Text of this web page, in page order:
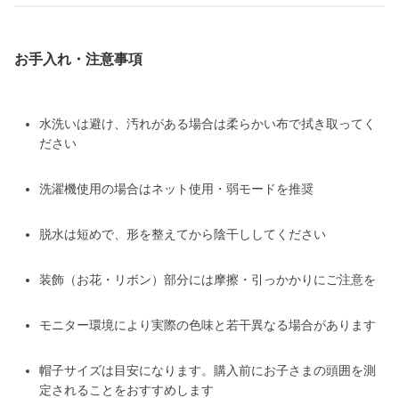
お手入れ・注意事項
水洗いは避け、汚れがある場合は柔らかい布で拭き取ってく
ださい
洗濯機使用の場合はネット使用・弱モードを推奨
脱水は短めで、形を整えてから陰干ししてください
装飾（お花・リボン）部分には摩擦・引っかかりにご注意を
モニター環境により実際の色味と若干異なる場合があります
帽子サイズは目安になります。購入前にお子さまの頭囲を測
定されることをおすすめします